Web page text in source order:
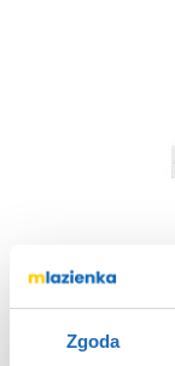
Zgoda
Wanna